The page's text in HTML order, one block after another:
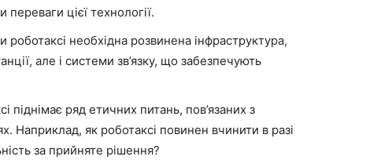
цієї технології.
роботаксі необхідна розвинена інфраструктура,
але і системи зв’язку, що забезпечують
піднімає ряд етичних питань, пов’язаних з
Наприклад, як роботаксі повинен вчинити в разі
за прийняте рішення?